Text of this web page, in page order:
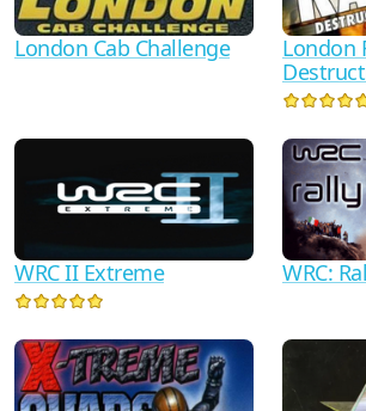
London Cab Challenge
London
WRC II Extreme WRC: